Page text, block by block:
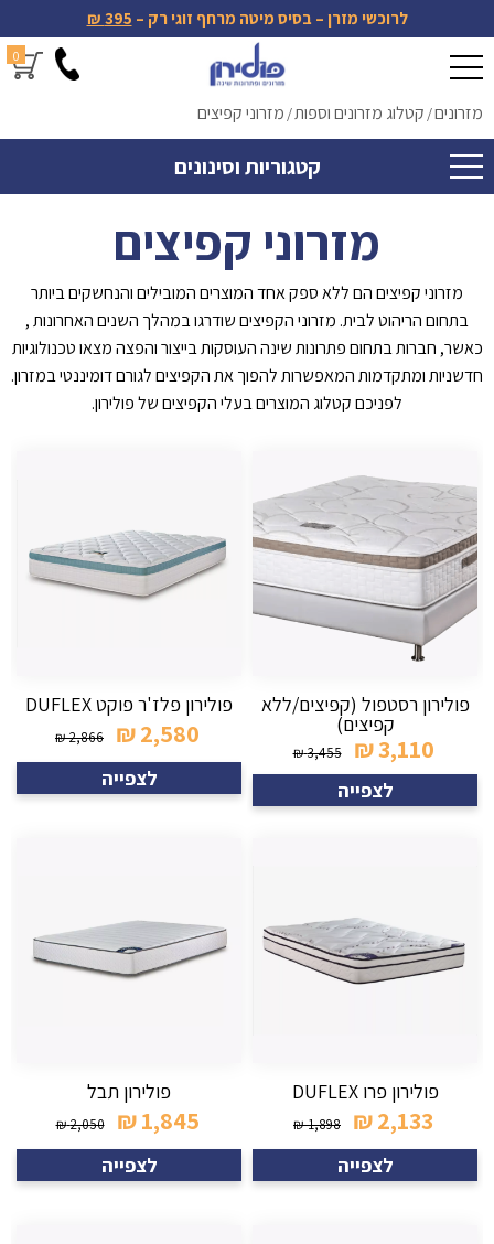
לרוכשי מזרן – בסיס מיטה מרחף זוגי רק – 395 ₪
0
מזרונים/ קטלוג מזרונים וספות/ מזרוני קפיצים
קטגוריות וסינונים
מזרוני קפיצים
מזרוני קפיצים הם ללא ספק אחד המוצרים המובילים והנחשקים ביותר
בתחום הריהוט לבית. מזרוני הקפיצים שודרגו במהלך השנים האחרונות ,
כאשר, חברות בתחום פתרונות שינה העוסקות בייצור והפצה מצאו טכנולוגיות
חדשניות ומתקדמות המאפשרות להפוך את הקפיצים לגורם דומיננטי במזרון.
לפניכם קטלוג המוצרים בעלי הקפיצים של פולירון.
פולירון רסטפול (קפיצים/ללא
קפיצים)
3,110
₪
3,455
₪
לצפייה
פולירון פלז'ר פוקט DUFLEX
2,580
₪
2,866
₪
לצפייה
פולירון פרו DUFLEX
2,133
₪
1,898
₪
לצפייה
פולירון תבל
1,845
₪
2,050
₪
לצפייה